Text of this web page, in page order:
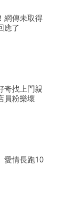
網傳未取得
應了
奇找上門親
員粉樂壞
愛情長跑10